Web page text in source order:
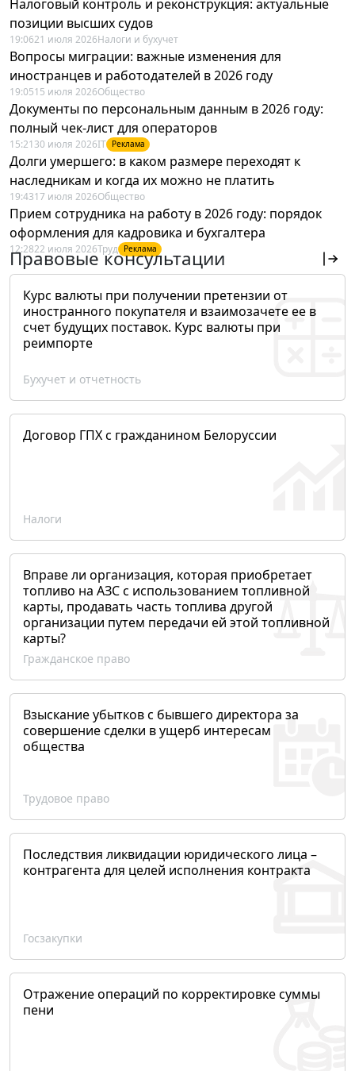
Налоговый контроль и реконструкция: актуальные
позиции высших судов
19:0621 июля 2026Налоги и бухучет
Вопросы миграции: важные изменения для
иностранцев и работодателей в 2026 году
19:0515 июля 2026Общество
Документы по персональным данным в 2026 году:
полный чек-лист для операторов
15:21 30 июля 2026IT Реклама
Долги умершего: в каком размере переходят к
наследникам и когда их можно не платить
19:4317 июля 2026Общество
Прием сотрудника на работу в 2026 году: порядок
оформления для кадровика и бухгалтера
12:2822 июля 2026Труд Реклама
Правовые консультации
Курс валюты при получении претензии от
иностранного покупателя и взаимозачете ее в
счет будущих поставок. Курс валюты при
реимпорте
Бухучет и отчетность
Договор ГПХ с гражданином Белоруссии
Налоги
Вправе ли организация, которая приобретает
топливо на АЗС с использованием топливной
карты, продавать часть топлива другой
организации путем передачи ей этой топливной
карты?
Гражданское право
Взыскание убытков с бывшего директора за
совершение сделки в ущерб интересам
общества
Трудовое право
Последствия ликвидации юридического лица –
контрагента для целей исполнения контракта
Госзакупки
Отражение операций по корректировке суммы
пени